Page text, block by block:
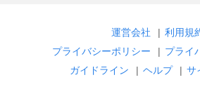
運営会社 | 利用規
プライバシーポリシー
| プライ
ガイドライン
| ヘルプ | サ